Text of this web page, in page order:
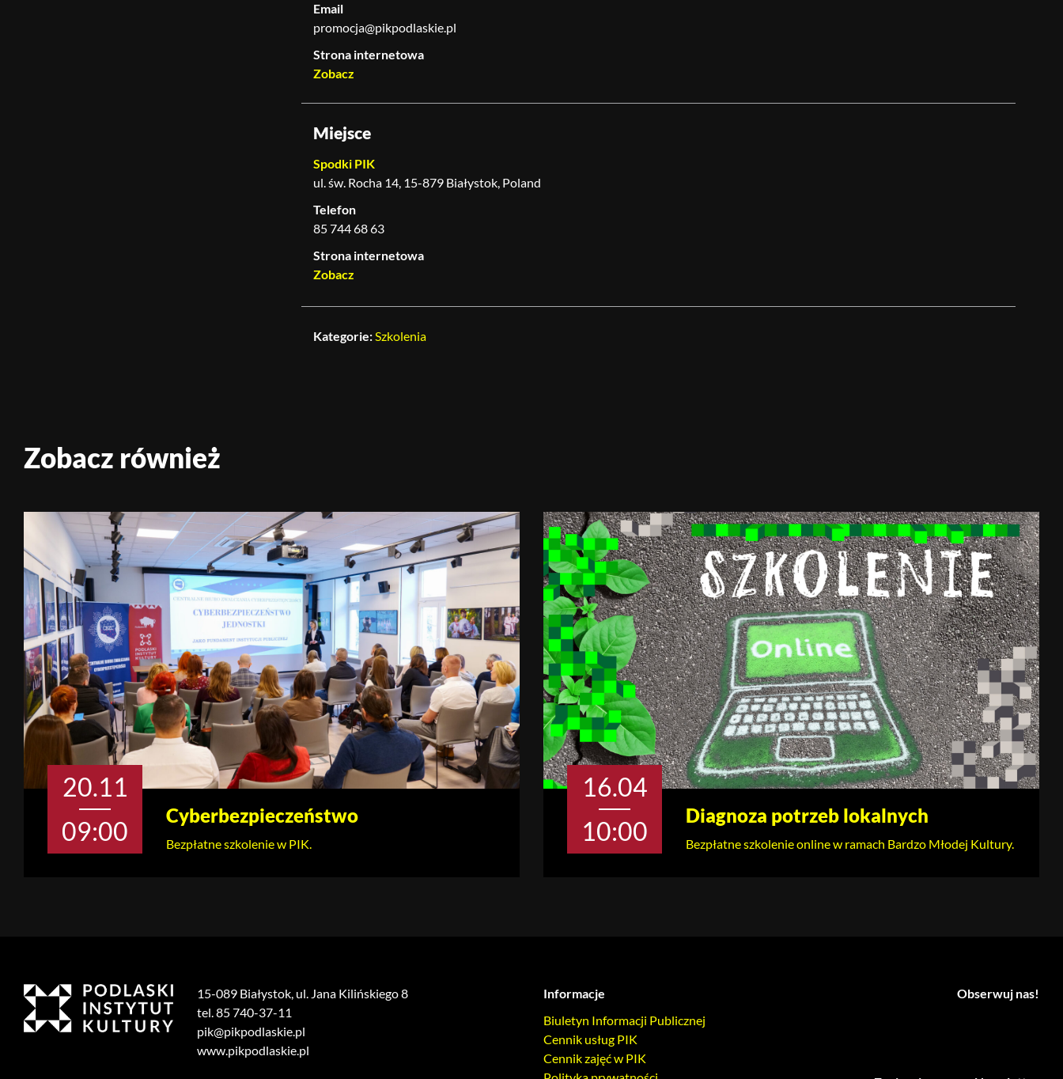
Email
promocja@pikpodlaskie.pl
Strona internetowa
Zobacz
Miejsce
Spodki PIK
ul. św. Rocha 14, 15-879 Białystok, Poland
Telefon
85 744 68 63
Strona internetowa
Zobacz
Kategorie:Szkolenia
Zobacz również
20.11
09:00
Cyberbezpieczeństwo
Bezpłatne szkolenie w PIK.
16.04
10:00
Diagnoza potrzeb lokalnych
Bezpłatne szkolenie online w ramach Bardzo Młodej Kultury.
15-089 Białystok, ul. Jana Kilińskiego 8
tel. 85 740-37-11
pik@pikpodlaskie.pl
www.pikpodlaskie.pl
Informacje
Biuletyn Informacji Publicznej
Cennik usług PIK
Cennik zajęć w PIK
Obserwuj nas!